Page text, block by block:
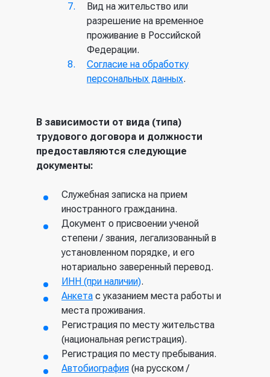
Вид на жительство или
разрешение на временное
проживание в Российской
Федерации.
Согласие на обработку
персональных данных.
В зависимости от вида (типа)
трудового договора и должности
предоставляются следующие
документы:
Служебная записка на прием
иностранного гражданина.
Документ о присвоении ученой
степени / звания, легализованный в
установленном порядке, и его
нотариально заверенный перевод.
ИНН (при наличии).
Анкета с указанием места работы и
места проживания.
Регистрация по месту жительства
(национальная регистрация).
Регистрация по месту пребывания.
Автобиография (на русском /